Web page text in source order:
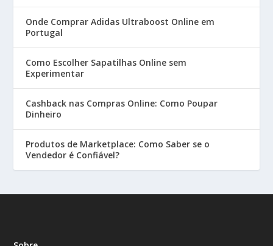
Onde Comprar Adidas Ultraboost Online em
Portugal
Como Escolher Sapatilhas Online sem
Experimentar
Cashback nas Compras Online: Como Poupar
Dinheiro
Produtos de Marketplace: Como Saber se o
Vendedor é Confiável?